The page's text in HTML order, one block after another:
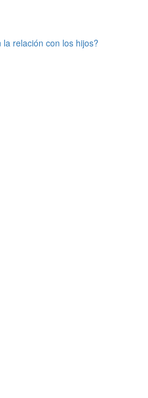
relación con los hijos?